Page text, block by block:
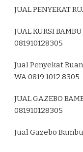
JUAL PENYEKAT
JUAL KURSI
081910128305
Jual Penyekat
WA 0819 1012 8305
JUAL GAZEBO
081910128305
Jual Gazebo